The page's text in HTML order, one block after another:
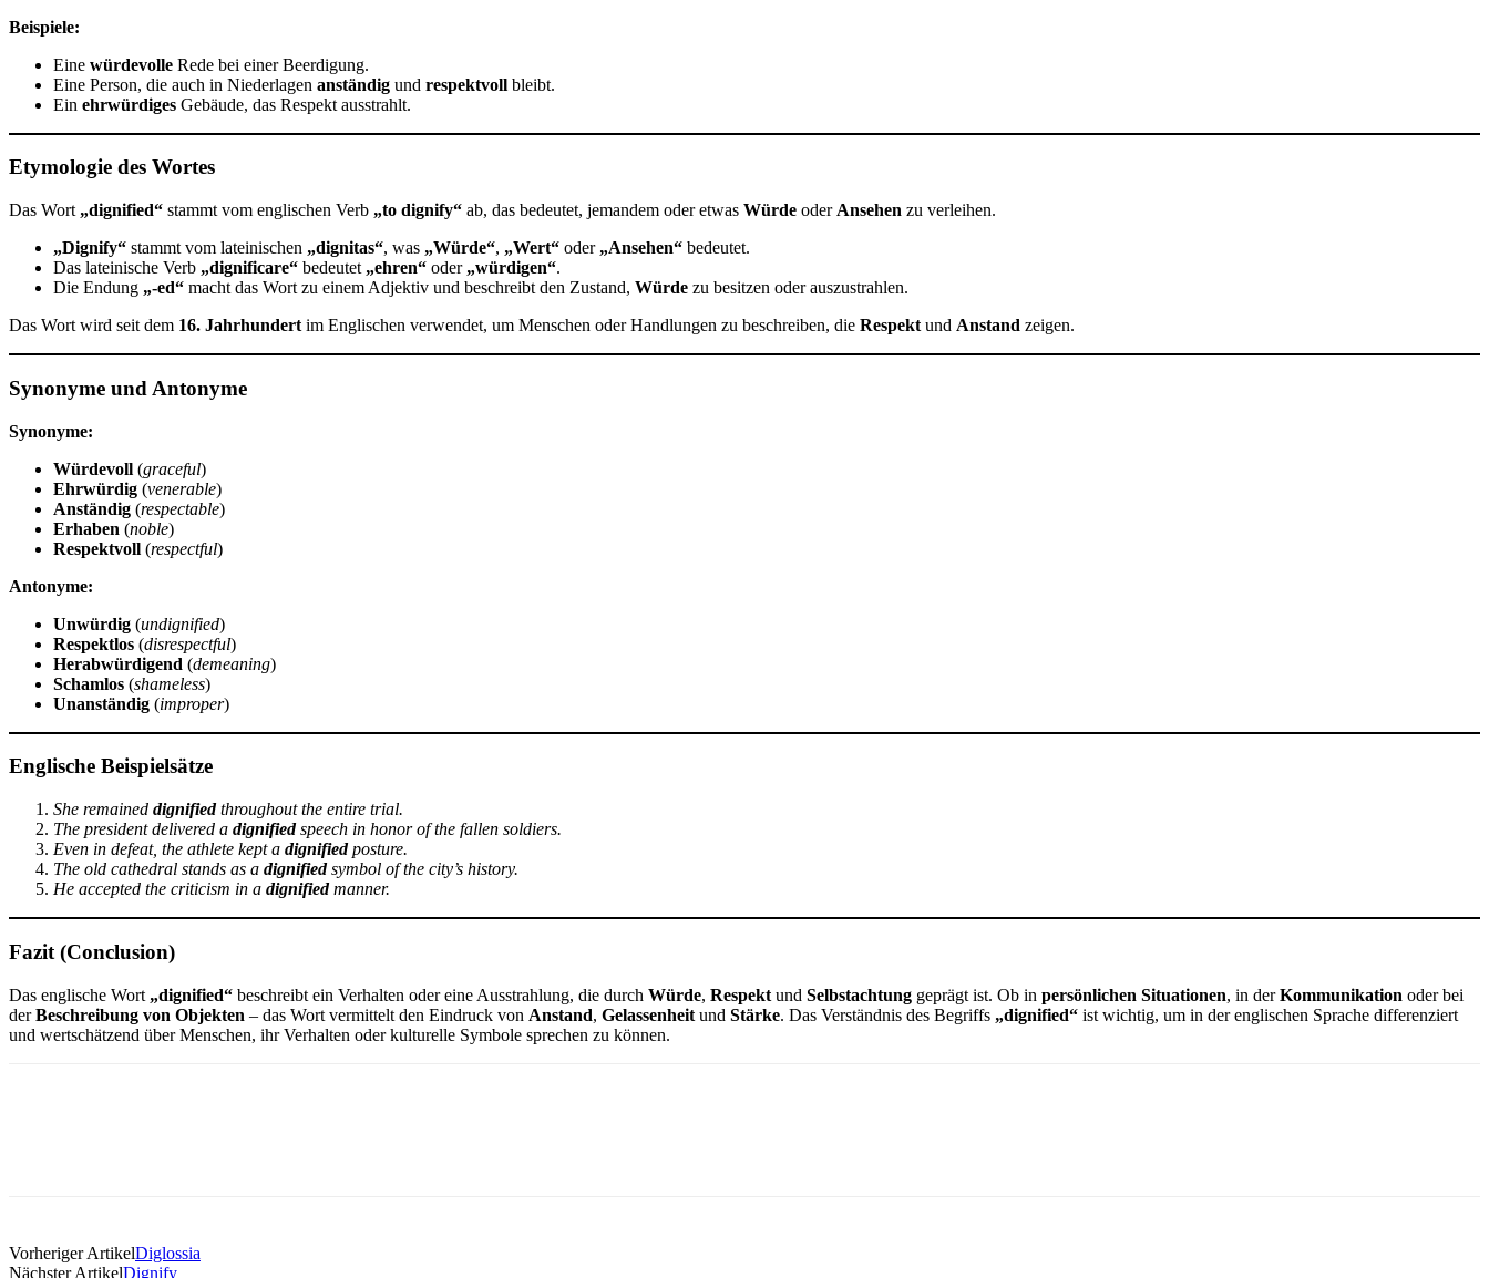
Beispiele:
Eine würdevolle Rede bei einer Beerdigung.
Eine Person, die auch in Niederlagen anständig und respektvoll bleibt.
Ein ehrwürdiges Gebäude, das Respekt ausstrahlt.
Etymologie des Wortes
Das Wort „dignified“ stammt vom englischen Verb „to dignify“ ab, das bedeutet, jemandem oder etwas Würde oder Ansehen zu verleihen.
„Dignify“ stammt vom lateinischen „dignitas“, was „Würde“, „Wert“ oder „Ansehen“ bedeutet.
Das lateinische Verb „dignificare“ bedeutet „ehren“ oder „würdigen“.
Die Endung „-ed“ macht das Wort zu einem Adjektiv und beschreibt den Zustand, Würde zu besitzen oder auszustrahlen.
Das Wort wird seit dem 16. Jahrhundert im Englischen verwendet, um Menschen oder Handlungen zu beschreiben, die Respekt und Anstand zeigen.
Synonyme und Antonyme
Synonyme:
Würdevoll (graceful)
Ehrwürdig (venerable)
Anständig (respectable)
Erhaben (noble)
Respektvoll (respectful)
Antonyme:
Unwürdig (undignified)
Respektlos (disrespectful)
Herabwürdigend (demeaning)
Schamlos (shameless)
Unanständig (improper)
Englische Beispielsätze
She remained dignifiedthroughout the entire trial.
The president delivered a dignifiedspeech in honor of the fallen soldiers.
Even in defeat, the athlete kept a dignifiedposture.
The old cathedral stands as a dignifiedsymbol of the city’s history.
He accepted the criticism in a dignifiedmanner.
Fazit (Conclusion)
Das englische Wort „dignified“ beschreibt ein Verhalten oder eine Ausstrahlung, die durch Würde, Respekt und Selbstachtung geprägt ist. Ob in persönlichen Situationen, in derKommunikation oder bei
derBeschreibung von Objekten – das Wort vermittelt den Eindruck von Anstand, Gelassenheit und Stärke. Das Verständnis des Begriffs „dignified“ ist wichtig, um in der englischen Sprache differenziert
und wertschätzend über Menschen, ihr Verhalten oder kulturelle Symbole sprechen zu können.
Vorheriger ArtikelDiglossia
Nächster ArtikelDignify